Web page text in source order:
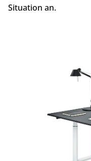
Situation an.